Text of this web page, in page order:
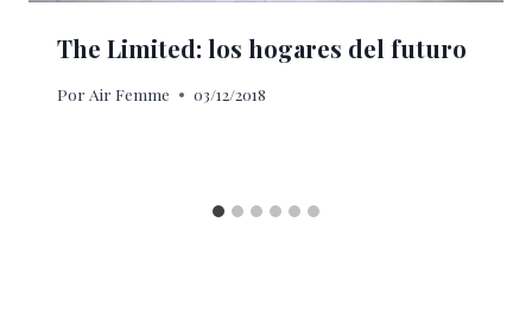
The Limited: los hogares del futuro
Por Air Femme 03/12/2018